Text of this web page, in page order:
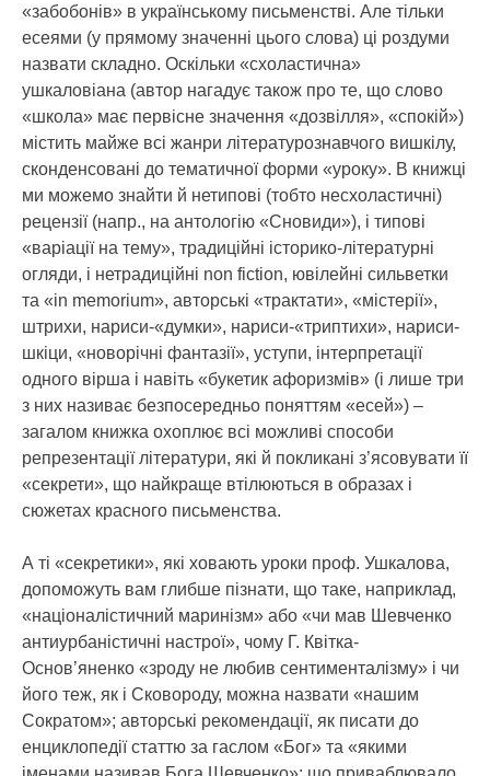
«забобонів» в українському письменстві. Але тільки
есеями (у прямому значенні цього слова) ці роздуми
назвати складно. Оскільки «схоластична»
ушкаловіана (автор нагадує також про те, що слово
«школа» має первісне значення «дозвілля», «спокій»)
містить майже всі жанри літературознавчого вишкілу,
сконденсовані до тематичної форми «уроку». В книжці
ми можемо знайти й нетипові (тобто несхоластичні)
рецензії (напр., на антологію «Сновиди»), і типові
«варіації на тему», традиційні історико-літературні
огляди, і нетрадиційні non fiction, ювілейні сильветки
та «in memorium», авторські «трактати», «містерії»,
штрихи, нариси-«думки», нариси-«триптихи», нариси-
шкіци, «новорічні фантазії», уступи, інтерпретації
одного вірша і навіть «букетик афоризмів» (і лише три
з них називає безпосередньо поняттям «есей») –
загалом книжка охоплює всі можливі способи
репрезентації літератури, які й покликані з’ясовувати її
«секрети», що найкраще втілюються в образах і
сюжетах красного письменства.
А ті «секретики», які ховають уроки проф. Ушкалова,
допоможуть вам глибше пізнати, що таке, наприклад,
«націоналістичний маринізм» або «чи мав Шевченко
антиурбаністичні настрої», чому Г. Квітка-
Основ’яненко «зроду не любив сентименталізму» і чи
його теж, як і Сковороду, можна назвати «нашим
Сократом»; авторські рекомендації, як писати до
енциклопедії статтю за гаслом «Бог» та «якими